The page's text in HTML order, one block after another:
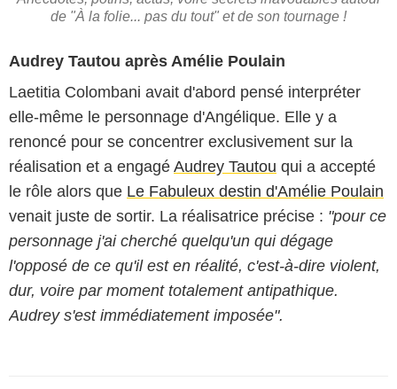
de "À la folie... pas du tout" et de son tournage !
Audrey Tautou après Amélie Poulain
Laetitia Colombani avait d'abord pensé interpréter
elle-même le personnage d'Angélique. Elle y a
renoncé pour se concentrer exclusivement sur la
réalisation et a engagé Audrey Tautou qui a accepté
le rôle alors que Le Fabuleux destin d'Amélie Poulain
venait juste de sortir. La réalisatrice précise : "pour ce
personnage j'ai cherché quelqu'un qui dégage
l'opposé de ce qu'il est en réalité, c'est-à-dire violent,
dur, voire par moment totalement antipathique.
Audrey s'est immédiatement imposée".